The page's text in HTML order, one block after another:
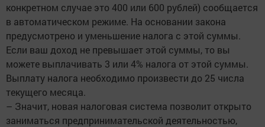
конкретном случае это 400 или 600 рублей) сообщается
в автоматическом режиме. На основании закона
предусмотрено и уменьшение налога с этой суммы.
Если ваш доход не превышает этой суммы, то вы
можете выплачивать 3 или 4% налога от этой суммы.
Выплату налога необходимо произвести до 25 числа
текущего месяца.
– Значит, новая налоговая система позволит открыто
заниматься предпринимательской деятельностью,